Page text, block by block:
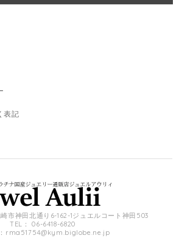
表記
市神田北通り6-162-1ジュエルコート神田503
TEL： 06-6418-6820
rma51754@kym.biglobe.ne.jp